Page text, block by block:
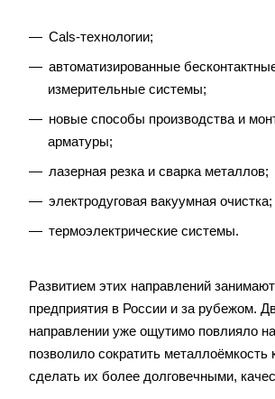
Саls-технологии;
автоматизированные
измерительные системы;
новые способы производства и
арматуры;
лазерная резка и сварка металлов;
электродуговая вакуумная очистка;
термоэлектрические системы.
Развитием этих направлений
предприятия в России и за рубежом.
направлении уже ощутимо повлияло
позволило сократить металлоёмкость
сделать их более долговечными,